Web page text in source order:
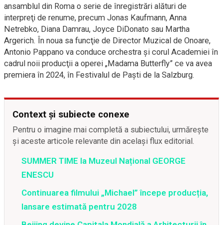
ansamblul din Roma o serie de înregistrări alături de
interpreţi de renume, precum Jonas Kaufmann, Anna
Netrebko, Diana Damrau, Joyce DiDonato sau Martha
Argerich. În noua sa funcţie de Director Muzical de Onoare,
Antonio Pappano va conduce orchestra şi corul Academiei în
cadrul noii producţii a operei „Madama Butterfly” ce va avea
premiera în 2024, în Festivalul de Paşti de la Salzburg.
Context și subiecte conexe
Pentru o imagine mai completă a subiectului, urmărește
și aceste articole relevante din același flux editorial.
SUMMER TIME la Muzeul Național GEORGE
ENESCU
Continuarea filmului „Michael” începe producția,
lansare estimată pentru 2028